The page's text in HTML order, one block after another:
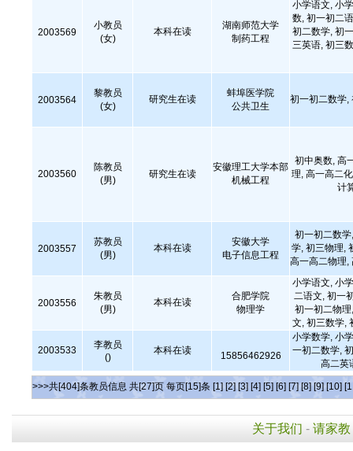
2003569
小教员
(女)
本科在读
湖南师范大学
制药工程
小学语文, 小
数, 初一初二
初二数学, 初
三英语, 初三
2003564
黎教员
(女)
研究生在读
蚌埠医学院
公共卫生
初一初二数学,
2003560
陈教员
(男)
研究生在读
安徽理工大学本部
机械工程
初中奥数, 高
理, 高一高二
计
2003557
苏教员
(男)
本科在读
安徽大学
电子信息工程
初一初二数
学, 初三物理,
高一高二物理,
2003556
朱教员
(男)
本科在读
合肥学院
物理学
小学语文, 小
二语文, 初一
初一初二物
文, 初三数学,
2003533
李教员
()
本科在读 15856462926
小学数学, 小
一初二数学,
高二英
>>>共[404]条教员信息 共[27]页 每页[15]条 [1] [2] [3] [4] [5] [6] [7] [8] [9] [10]
关于我们 - 请家教